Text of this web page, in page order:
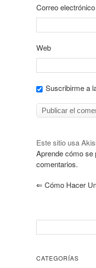
Correo electrónico
Web
Suscribirme a
Este sitio usa
Aprende cómo se
comentarios.
⇐ Cómo Hacer
CATEGORÍAS